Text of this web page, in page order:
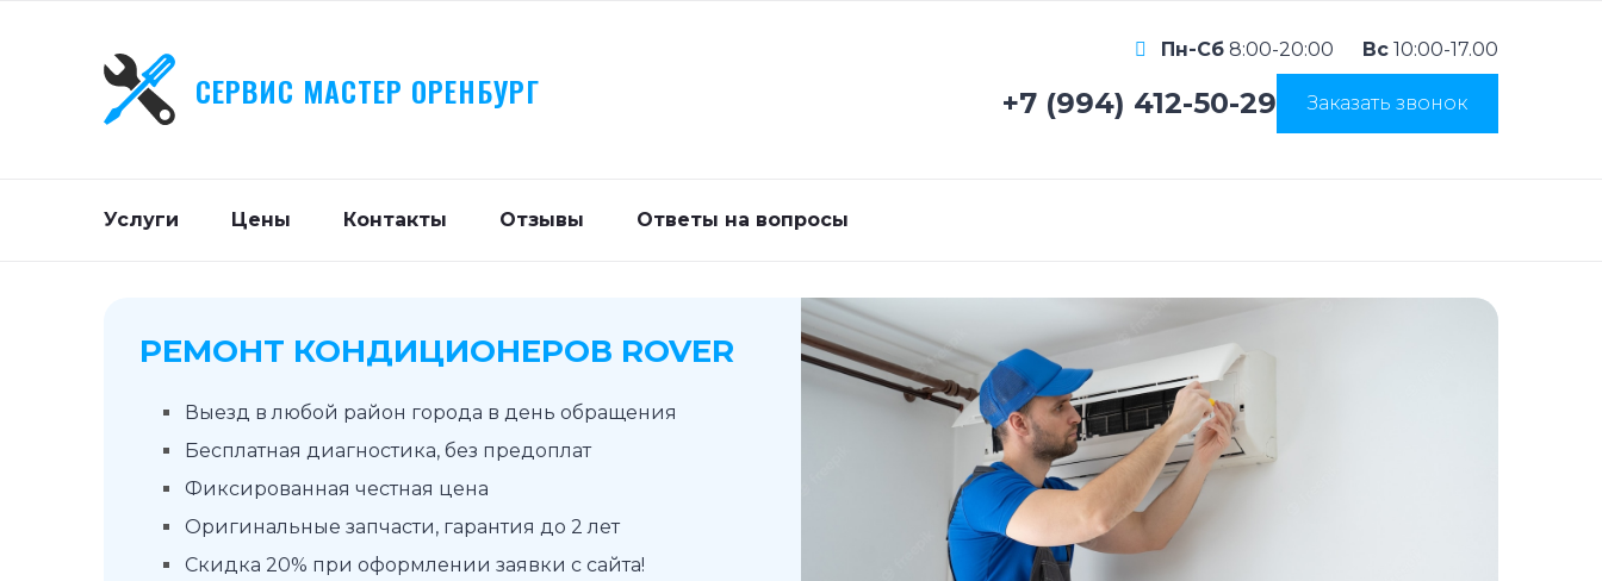
СЕРВИС МАСТЕР ОРЕНБУРГ
Пн-Сб 8:00-20:00 Вс 10:00-17.00
+7 (994) 412-50-29 Заказать звонок
Услуги Цены Контакты Отзывы Ответы на вопросы
РЕМОНТ КОНДИЦИОНЕРОВ ROVER
Выезд в любой район города в день обращения
Бесплатная диагностика, без предоплат
Фиксированная честная цена
Оригинальные запчасти, гарантия до 2 лет
Скидка 20% при оформлении заявки с сайта!